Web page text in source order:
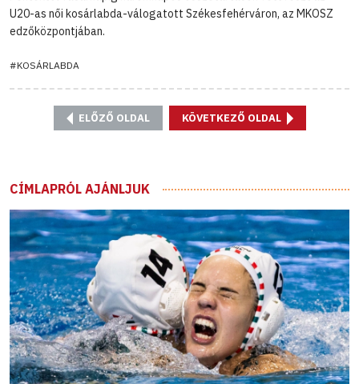
U20-as női kosárlabda-válogatott Székesfehérváron, az MKOSZ
edzőközpontjában.
#KOSÁRLABDA
ELŐZŐ OLDAL KÖVETKEZŐ OLDAL
CÍMLAPRÓL AJÁNLJUK